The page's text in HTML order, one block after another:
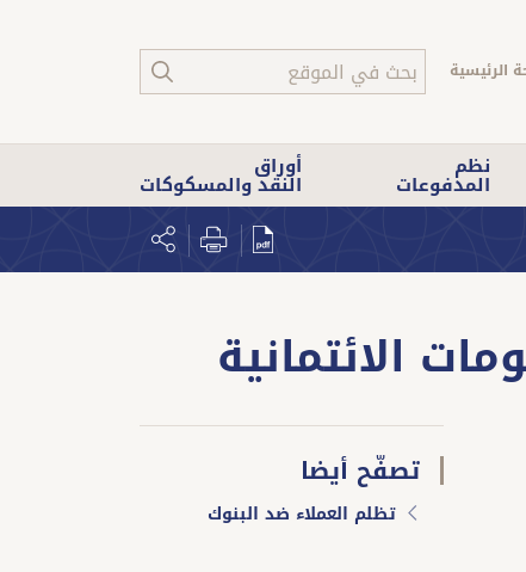
الرئيسية
نظم
المدفوعات
أوراق
النقد والمسكوكات
الائتمانية
تصفّح أيضا
تظلم العملاء ضد البنوك